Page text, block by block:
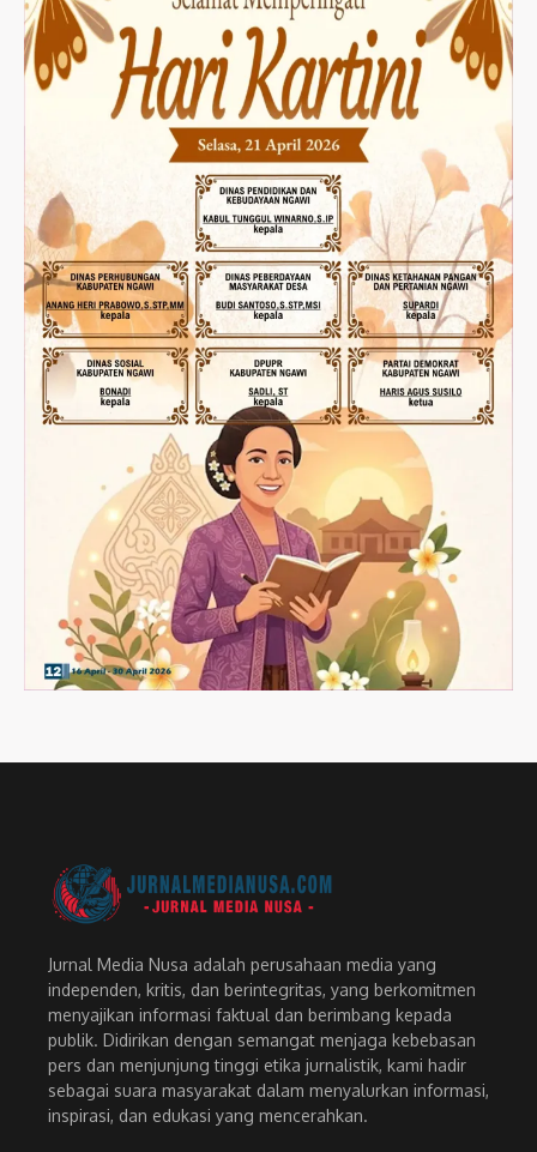
Jurnal Media Nusa adalah perusahaan media yang
independen, kritis, dan berintegritas, yang berkomitmen
menyajikan informasi faktual dan berimbang kepada
publik. Didirikan dengan semangat menjaga kebebasan
pers dan menjunjung tinggi etika jurnalistik, kami hadir
sebagai suara masyarakat dalam menyalurkan informasi,
inspirasi, dan edukasi yang mencerahkan.